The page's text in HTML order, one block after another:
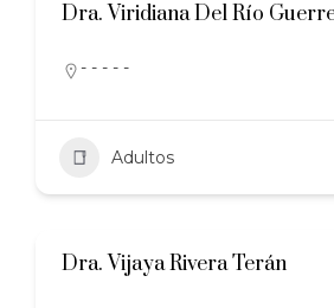
Dra. Viridiana Del Río
- - - - -
Adultos
Dra. Vijaya Rivera Terán